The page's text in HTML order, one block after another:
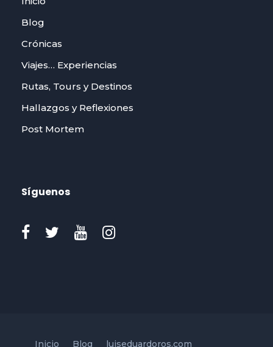
Blog
Crónicas
Viajes… Experiencias
Rutas, Tours y Destinos
Hallazgos y Reflexiones
Post Mortem
Síguenos
Inicio Blog luiseduardoros.com